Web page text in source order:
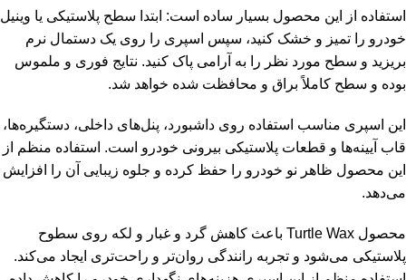
استفاده از این محصول بسیار ساده است: ابتدا سطح پلاستیکی یا وینیل
خودرو را تمیز و خشک کنید، سپس اسپری را روی یک دستمال نرم
بریزید و سطح مورد نظر را به آرامی پاک کنید. نتایج فوری و ملموس
بوده و سطح کاملاً براق و محافظت شده خواهد شد.
این اسپری مناسب استفاده روی داشبورد، پنل‌های داخلی، دستگیره‌ها،
قاب آیینه‌ها و قطعات پلاستیکی بیرونی خودرو است. استفاده منظم از
این محصول ظاهر نو خودرو را حفظ کرده و جلوه زیبایی آن را افزایش
می‌دهد.
محصول Turtle Wax باعث کاهش گرد و غبار و لکه روی سطوح
پلاستیکی می‌شود و تجربه رانندگی روان‌تر و راحت‌تری ایجاد می‌کند.